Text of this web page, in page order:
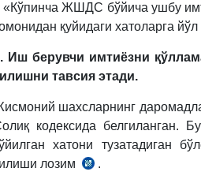
«Кўпинча ЖШДС бўйича ушбу
қуйидаги хатоларга
Иш берувчи имтиёзни
тавсия этади.
шахсларнинг
кодексида белгиланган.
хатони тузатадиган
лозим
2007
.